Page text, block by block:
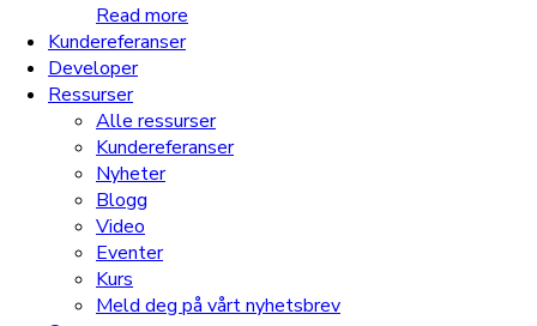
Read more
Kundereferanser
Developer
Ressurser
Alle ressurser
Kundereferanser
Nyheter
Blogg
Video
Eventer
Kurs
Meld deg på vårt nyhetsbrev